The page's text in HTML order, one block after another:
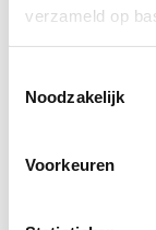
verzameld op
Noodzakelijk
Voorkeuren
Een
losse